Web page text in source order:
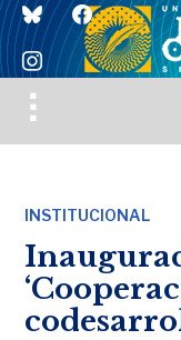
blueskyfacebook
instagram
Toggle
sidebar
INSTITUCIONAL